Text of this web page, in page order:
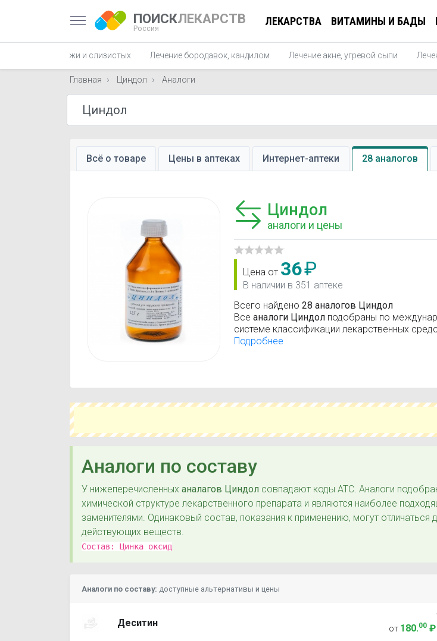
ПОИСКЛЕКАРСТВ
Россия
ЛЕКАРСТВА ВИТАМИНЫ И БАДЫ
заболеваний кожи и слизистых Лечение бородавок, кандилом Лечение акне, угревой сыпи
Главная Циндол Аналоги
Всё о товаре Цены в аптеках Интернет-аптеки 28 аналогов
Циндол
аналоги и цены
Цена от 36₽
В наличии в 351 аптеке
Всего найдено 28 аналогов Циндол
Все аналоги Циндолподобраны по
системе классификации лекарственных
(анатомо-терапевтическо-химическая
Подробнее
Аналоги по составу
У нижеперечисленных аналагов Циндол совпадают коды ATC. Аналоги
химической структуре лекарственного препарата и являются наиболее
заменителями. Одинаковый состав, показания к применению, могут отличаться
действующих веществ.
Состав: Цинка оксид
Аналоги по составу: доступные альтернативы и цены
Деситин
от 180.00 ₽